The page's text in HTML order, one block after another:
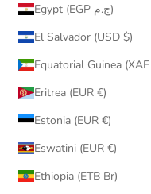
Egypt (EGP ج.م)
El Salvador (USD $)
Eritrea (EUR €)
Estonia (EUR €)
Eswatini (EUR €)
Ethiopia (ETB Br)